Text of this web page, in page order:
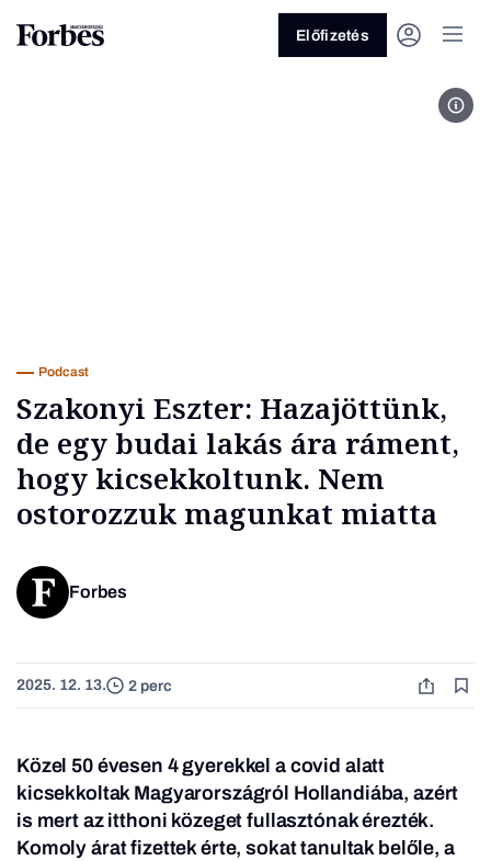
Előfizetés
Podcast
Szakonyi Eszter: Hazajöttünk,
de egy budai lakás ára ráment,
hogy kicsekkoltunk. Nem
ostorozzuk magunkat miatta
Forbes
2025. 12. 13. 2 perc
Közel 50 évesen 4 gyerekkel a covid alatt
kicsekkoltak Magyarországról Hollandiába, azért
is mert az itthoni közeget fullasztónak érezték.
Komoly árat fizettek érte, sokat tanultak belőle, a